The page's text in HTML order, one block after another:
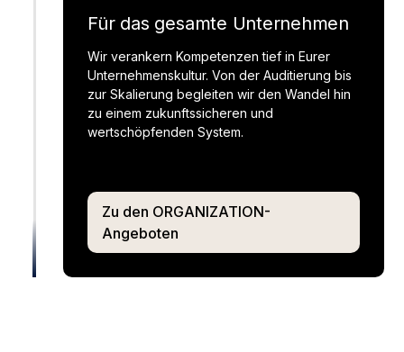
Für das gesamte Unternehmen
Wir verankern Kompetenzen tief in Eurer
Unternehmenskultur. Von der Auditierung bis
zur Skalierung begleiten wir den Wandel hin
zu einem zukunftssicheren und
wertschöpfenden System.
Zu den ORGANIZATION-
Angeboten